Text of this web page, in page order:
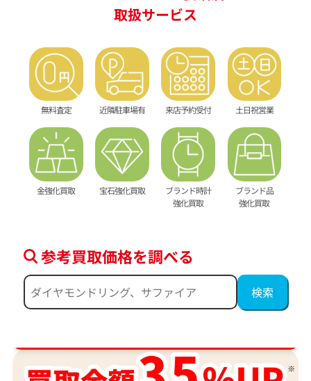
取扱サービス
無料査定 近隣駐車場有 来店予約受付 土日祝営業
金強化買取 宝石強化買取
ブランド時計
強化買取
ブランド品
強化買取
参考買取価格を調べる